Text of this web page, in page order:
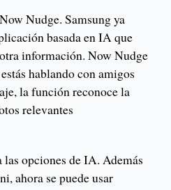
Nudge. Samsung ya
basada en IA que
información. Now Nudge
hablando con amigos
la función reconoce la
relevantes
opciones de IA. Además
ahora se puede usar